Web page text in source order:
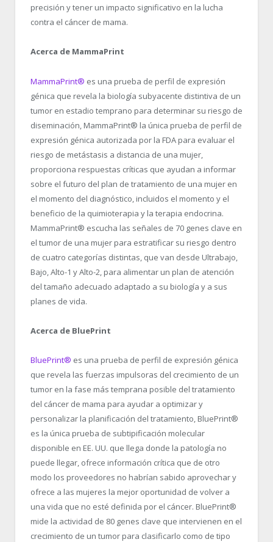
precisión y tener un impacto significativo en la lucha
contra el cáncer de mama.
Acerca de MammaPrint
MammaPrint® es una prueba de perfil de expresión
génica que revela la biología subyacente distintiva de un
tumor en estadio temprano para determinar su riesgo de
diseminación, MammaPrint® la única prueba de perfil de
expresión génica autorizada por la FDA para evaluar el
riesgo de metástasis a distancia de una mujer,
proporciona respuestas críticas que ayudan a informar
sobre el futuro del plan de tratamiento de una mujer en
el momento del diagnóstico, incluidos el momento y el
beneficio de la quimioterapia y la terapia endocrina.
MammaPrint® escucha las señales de 70 genes clave en
el tumor de una mujer para estratificar su riesgo dentro
de cuatro categorías distintas, que van desde Ultrabajo,
Bajo, Alto-1 y Alto-2, para alimentar un plan de atención
del tamaño adecuado adaptado a su biología y a sus
planes de vida.
Acerca de BluePrint
BluePrint® es una prueba de perfil de expresión génica
que revela las fuerzas impulsoras del crecimiento de un
tumor en la fase más temprana posible del tratamiento
del cáncer de mama para ayudar a optimizar y
personalizar la planificación del tratamiento, BluePrint®
es la única prueba de subtipificación molecular
disponible en EE. UU. que llega donde la patología no
puede llegar, ofrece información crítica que de otro
modo los proveedores no habrían sabido aprovechar y
ofrece a las mujeres la mejor oportunidad de volver a
una vida que no esté definida por el cáncer. BluePrint®
mide la actividad de 80 genes clave que intervienen en el
crecimiento de un tumor para clasificarlo como de tipo